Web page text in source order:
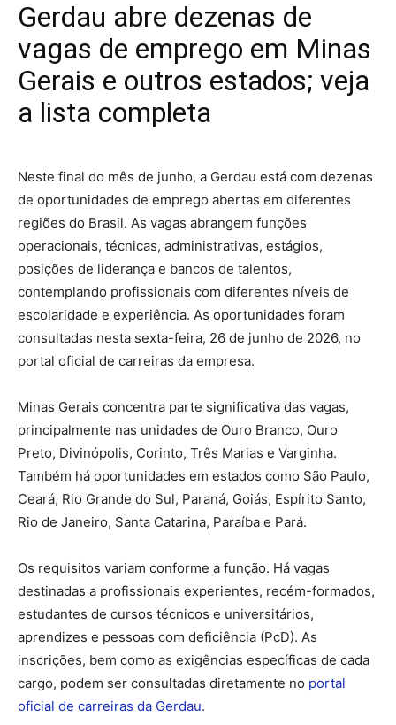
Gerdau abre dezenas de
vagas de emprego em Minas
Gerais e outros estados; veja
a lista completa
Neste final do mês de junho, a Gerdau está com dezenas
de oportunidades de emprego abertas em diferentes
regiões do Brasil. As vagas abrangem funções
operacionais, técnicas, administrativas, estágios,
posições de liderança e bancos de talentos,
contemplando profissionais com diferentes níveis de
escolaridade e experiência. As oportunidades foram
consultadas nesta sexta-feira, 26 de junho de 2026, no
portal oficial de carreiras da empresa.
Minas Gerais concentra parte significativa das vagas,
principalmente nas unidades de Ouro Branco, Ouro
Preto, Divinópolis, Corinto, Três Marias e Varginha.
Também há oportunidades em estados como São Paulo,
Ceará, Rio Grande do Sul, Paraná, Goiás, Espírito Santo,
Rio de Janeiro, Santa Catarina, Paraíba e Pará.
Os requisitos variam conforme a função. Há vagas
destinadas a profissionais experientes, recém-formados,
estudantes de cursos técnicos e universitários,
aprendizes e pessoas com deficiência (PcD). As
inscrições, bem como as exigências específicas de cada
cargo, podem ser consultadas diretamente no portal
oficial de carreiras da Gerdau.